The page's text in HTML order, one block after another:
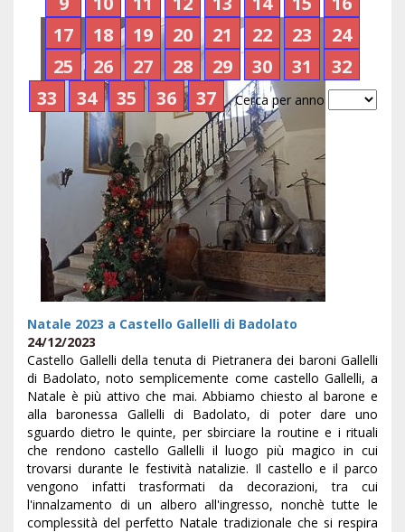
17
18 19 20 21 22 23
24
25
26 27 28 29 30 31
32
33
34 35 36 37 Cerca per anno
Natale 2023 a Castello Gallelli di Badolato
24/12/2023
Castello Gallelli della tenuta di Pietranera dei baroni Gallelli
di Badolato, noto semplicemente come castello Gallelli, a
Natale è più attivo che mai. Abbiamo chiesto al barone e
alla baronessa Gallelli di Badolato, di poter dare uno
sguardo dietro le quinte, per sbirciare la routine e i rituali
che rendono castello Gallelli il luogo più magico in cui
trovarsi durante le festività natalizie. Il castello e il parco
vengono infatti trasformati da decorazioni, tra cui
l'innalzamento di un albero all'ingresso, nonchè tutte le
complessità del perfetto Natale tradizionale che si respira